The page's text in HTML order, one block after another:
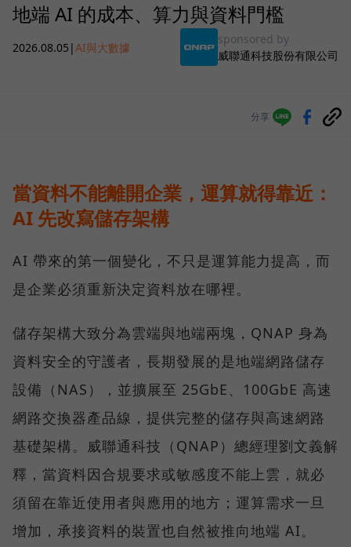
地端 AI 的成本、算力與資料門檻
2026.08.05 |AI與大數據
sponsored by
威聯通科技股份有限公司
分享
當資料不能離開企業，運算就得靠近：
AI 先改寫儲存架構
AI 帶來的第一個變化，不只是運算能力提高，而
是企業必須重新決定資料放在哪裡。
儲存架構大致分為雲端與地端兩塊，QNAP 身為
資料安全的守護者，長期發展的是地端網路儲存
設備（NAS），並擴展至 25GbE、100GbE 高速
網路交換器產品線，提供完整的儲存與高速網路
基礎架構。威聯通科技（QNAP）總經理劉文義解
釋，當資料因合規要求或敏感度不能上雲，就必
須留在靠近使用者與應用的地方；運算需求一旦
增加，承接資料的裝置也自然被推向地端 AI。